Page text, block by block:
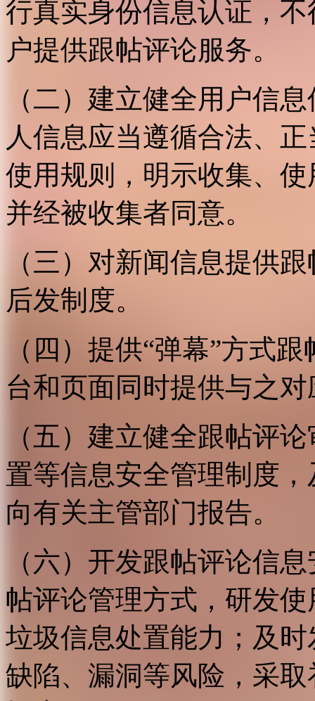
行真实身份信息认证，
户提供跟帖评论服务。
（二）建立健全用户信
人信息应当遵循合法、
使用规则，明示收集、
并经被收集者同意。
（三）对新闻信息提供
后发制度。
（四）提供“弹幕”方式
台和页面同时提供与之
（五）建立健全跟帖评
置等信息安全管理制度
向有关主管部门报告。
（六）开发跟帖评论信
帖评论管理方式，研发
垃圾信息处置能力；及
缺陷、漏洞等风险，采